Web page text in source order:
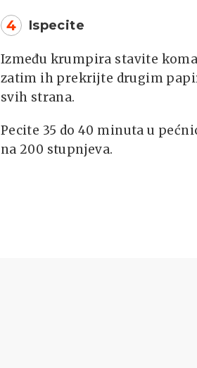
4 Ispecite
Između krumpira stavite
zatim ih prekrijte drugim
svih strana.
Pecite 35 do 40 minuta u
na 200 stupnjeva.